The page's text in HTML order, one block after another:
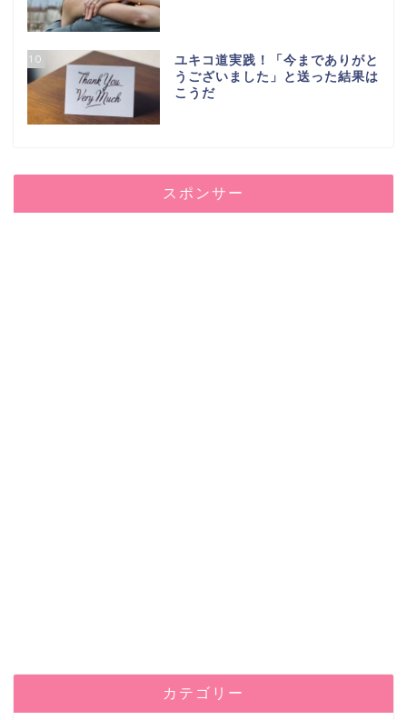
10
ユキコ道実践！「今までありがと
うございました」と送った結果は
こうだ
スポンサー
カテゴリー